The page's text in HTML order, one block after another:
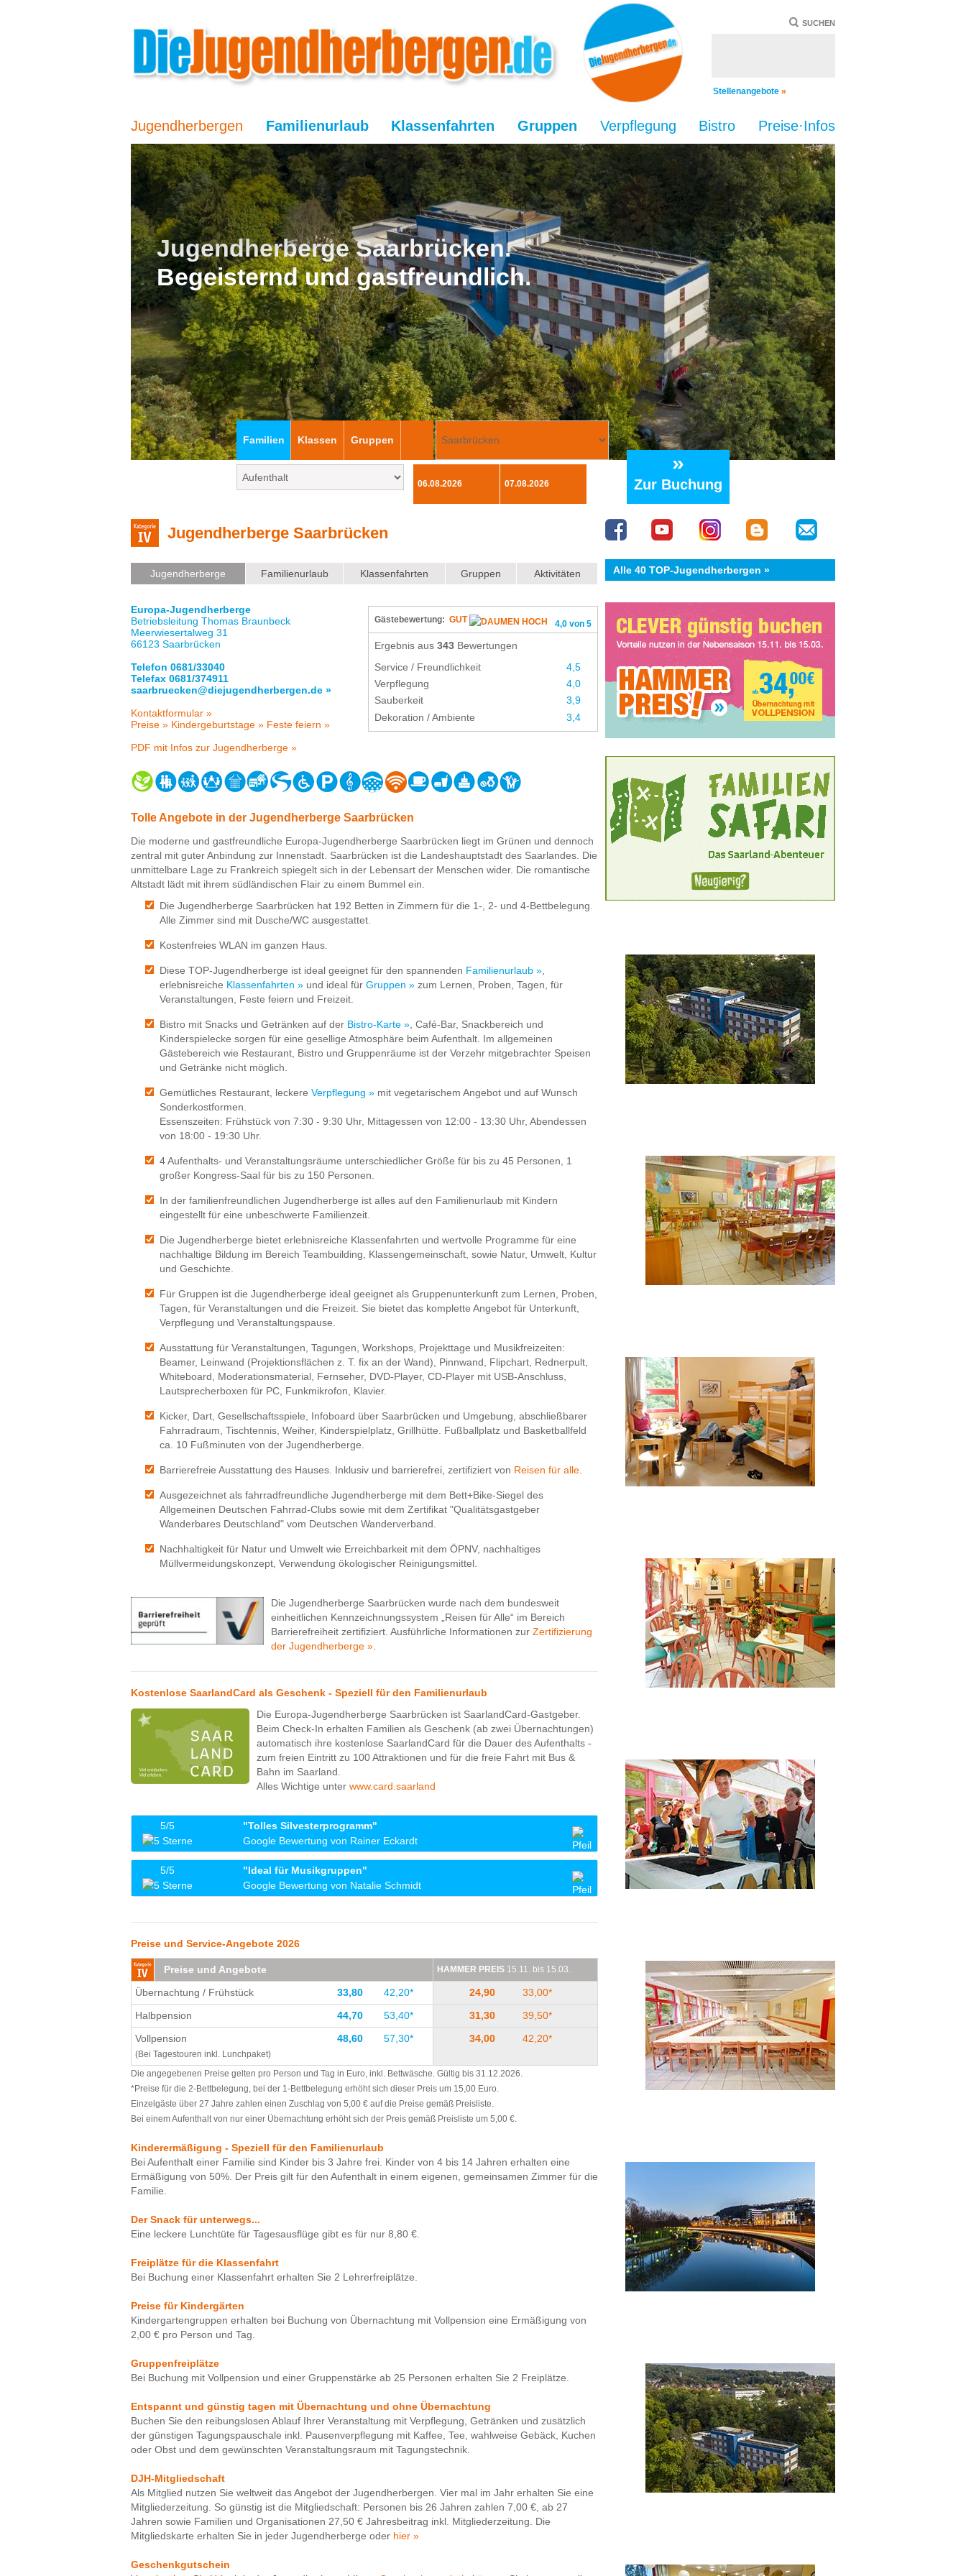
SUCHEN
Stellenangebote »
Jugendherbergen Familienurlaub Klassenfahrten Gruppen Verpflegung Bistro Preise·Infos
Jugendherberge Saarbrücken.
Begeisternd und gastfreundlich.
Familien Klassen Gruppen
»
Zur Buchung
Alle 40 TOP-Jugendherbergen »
Jugendherberge Saarbrücken
Jugendherberge Familienurlaub Klassenfahrten Gruppen Aktivitäten
Europa-Jugendherberge
Betriebsleitung Thomas Braunbeck
Meerwiesertalweg 31
66123 Saarbrücken
Telefon 0681/33040
Telefax 0681/374911
saarbruecken@diejugendherbergen.de »
Kontaktformular »
Preise » Kindergeburtstage » Feste feiern »
PDF mit Infos zur Jugendherberge »
Gästebewertung: GUT 4,0 von 5
Ergebnis aus 343 Bewertungen
Service / Freundlichkeit
4,5
Verpflegung
4,0
Sauberkeit
3,9
Dekoration / Ambiente
3,4
Tolle Angebote in der Jugendherberge Saarbrücken
Die moderne und gastfreundliche Europa-Jugendherberge Saarbrücken liegt im Grünen und dennoch
zentral mit guter Anbindung zur Innenstadt. Saarbrücken ist die Landeshauptstadt des Saarlandes. Die
unmittelbare Lage zu Frankreich spiegelt sich in der Lebensart der Menschen wider. Die romantische
Altstadt lädt mit ihrem südländischen Flair zu einem Bummel ein.
Die Jugendherberge Saarbrücken hat 192 Betten in Zimmern für die 1-, 2- und 4-Bettbelegung.
Alle Zimmer sind mit Dusche/WC ausgestattet.
Kostenfreies WLAN im ganzen Haus.
Diese TOP-Jugendherberge ist ideal geeignet für den spannenden Familienurlaub »
erlebnisreiche Klassenfahrten » und ideal für Gruppen » zum Lernen, Proben, Tagen, für
Veranstaltungen, Feste feiern und Freizeit.
Bistro mit Snacks und Getränken auf der Bistro-Karte » , Café-Bar, Snackbereich und
Kinderspielecke sorgen für eine gesellige Atmosphäre beim Aufenthalt. Im allgemeinen
Gästebereich wie Restaurant, Bistro und Gruppenräume ist der Verzehr mitgebrachter Speisen
und Getränke nicht möglich.
Gemütliches Restaurant, leckere Verpflegung » mit vegetarischem Angebot und auf Wunsch
Sonderkostformen.
Essenszeiten: Frühstück von 7:30 - 9:30 Uhr, Mittagessen von 12:00 - 13:30 Uhr, Abendessen
von 18:00 - 19:30 Uhr.
4 Aufenthalts- und Veranstaltungsräume unterschiedlicher Größe für bis zu 45 Personen, 1
großer Kongress-Saal für bis zu 150 Personen.
In der familienfreundlichen Jugendherberge ist alles auf den Familienurlaub mit Kindern
eingestellt für eine unbeschwerte Familienzeit.
Die Jugendherberge bietet erlebnisreiche Klassenfahrten und wertvolle Programme für eine
nachhaltige Bildung im Bereich Teambuilding, Klassengemeinschaft, sowie Natur, Umwelt, Kultur
und Geschichte.
Für Gruppen ist die Jugendherberge ideal geeignet als Gruppenunterkunft zum Lernen, Proben,
Tagen, für Veranstaltungen und die Freizeit. Sie bietet das komplette Angebot für Unterkunft,
Verpflegung und Veranstaltungspause.
Ausstattung für Veranstaltungen, Tagungen, Workshops, Projekttage und Musikfreizeiten:
Beamer, Leinwand (Projektionsflächen z. T. fix an der Wand), Pinnwand, Flipchart, Rednerpult,
Whiteboard, Moderationsmaterial, Fernseher, DVD-Player, CD-Player mit USB-Anschluss,
Lautsprecherboxen für PC, Funkmikrofon, Klavier.
Kicker, Dart, Gesellschaftsspiele, Infoboard über Saarbrücken und Umgebung, abschließbarer
Fahrradraum, Tischtennis, Weiher, Kinderspielplatz, Grillhütte. Fußballplatz und Basketballfeld
ca. 10 Fußminuten von der Jugendherberge.
Barrierefreie Ausstattung des Hauses. Inklusiv und barrierefrei, zertifiziert von Reisen für alle
Ausgezeichnet als fahrradfreundliche Jugendherberge mit dem Bett+Bike-Siegel des
Allgemeinen Deutschen Fahrrad-Clubs sowie mit dem Zertifikat "Qualitätsgastgeber
Wanderbares Deutschland" vom Deutschen Wanderverband.
Nachhaltigkeit für Natur und Umwelt wie Erreichbarkeit mit dem ÖPNV, nachhaltiges
Müllvermeidungskonzept, Verwendung ökologischer Reinigungsmittel.
Die Jugendherberge Saarbrücken wurde nach dem bundesweit
einheitlichen Kennzeichnungssystem „Reisen für Alle“ im Bereich
Barrierefreiheit zertifiziert. Ausführliche Informationen zur Zertifizierung
der Jugendherberge »
Kostenlose SaarlandCard als Geschenk - Speziell für den Familienurlaub
Die Europa-Jugendherberge Saarbrücken ist SaarlandCard-Gastgeber.
Beim Check-In erhalten Familien als Geschenk (ab zwei Übernachtungen)
automatisch ihre kostenlose SaarlandCard für die Dauer des Aufenthalts -
zum freien Eintritt zu 100 Attraktionen und für die freie Fahrt mit Bus &
Bahn im Saarland.
Alles Wichtige unter www.card.saarland
5/5
"Tolles Silvesterprogramm"
Google Bewertung von Rainer Eckardt
Wir waren über Silvester dort und es war echt super. Super Planungen der Veranstaltungen wie
Silvesterparty und Feuerwerk. Stadtführung, Schnitzeljagd und andere Sachen. War echt super
uns hat es gefallen. Auch die Eltern hatten mal Zeit für sich um Luft zu holen, bei einem Besuch
5/5
"Ideal für Musikgruppen"
Google Bewertung von Natalie Schmidt
in Seminarpausen super eine kleine Runde spazieren gehen kann. Dass eine Bushaltestelle
direkt vor der Tür ist, macht eine Anreise mit dem ÖPNV gut möglich.
Wir waren mit dem Chor zum Proben im Haus und sehr zufrieden - kommen gerne wieder :)
Preise und Service-Angebote 2026
Preise und Angebote
Übernachtung / Frühstück
33,80
42,20*
Halbpension
44,70
53,40*
Vollpension
(Bei Tagestouren inkl. Lunchpaket)
48,60 57,30*
HAMMER PREIS 15.11. bis 15.03.
24,90
33,00*
31,30
39,50*
34,00
42,20*
Die angegebenen Preise gelten pro Person und Tag in Euro, inkl. Bettwäsche. Gültig bis 31.12.2026.
*Preise für die 2-Bettbelegung, bei der 1-Bettbelegung erhöht sich dieser Preis um 15,00 Euro.
Einzelgäste über 27 Jahre zahlen einen Zuschlag von 5,00 € auf die Preise gemäß Preisliste.
Bei einem Aufenthalt von nur einer Übernachtung erhöht sich der Preis gemäß Preisliste um 5,00 €.
Kinderermäßigung - Speziell für den Familienurlaub
Bei Aufenthalt einer Familie sind Kinder bis 3 Jahre frei. Kinder von 4 bis 14 Jahren erhalten eine
Ermäßigung von 50%. Der Preis gilt für den Aufenthalt in einem eigenen, gemeinsamen Zimmer für die
Familie.
Der Snack für unterwegs...
Eine leckere Lunchtüte für Tagesausflüge gibt es für nur 8,80 €.
Freiplätze für die Klassenfahrt
Bei Buchung einer Klassenfahrt erhalten Sie 2 Lehrerfreiplätze.
Preise für Kindergärten
Kindergartengruppen erhalten bei Buchung von Übernachtung mit Vollpension eine Ermäßigung von
2,00 € pro Person und Tag.
Gruppenfreiplätze
Bei Buchung mit Vollpension und einer Gruppenstärke ab 25 Personen erhalten Sie 2 Freiplätze.
Entspannt und günstig tagen mit Übernachtung und ohne Übernachtung
Buchen Sie den reibungslosen Ablauf Ihrer Veranstaltung mit Verpflegung, Getränken und zusätzlich
der günstigen Tagungspauschale inkl. Pausenverpflegung mit Kaffee, Tee, wahlweise Gebäck, Kuchen
oder Obst und dem gewünschten Veranstaltungsraum mit Tagungstechnik.
DJH-Mitgliedschaft
Als Mitglied nutzen Sie weltweit das Angebot der Jugendherbergen. Vier mal im Jahr erhalten Sie eine
Mitgliederzeitung. So günstig ist die Mitgliedschaft: Personen bis 26 Jahren zahlen 7,00 €, ab 27
Jahren sowie Familien und Organisationen 27,50 € Jahresbeitrag inkl. Mitgliederzeitung. Die
Mitgliedskarte erhalten Sie in jeder Jugendherberge oder hier »
Geschenkgutschein